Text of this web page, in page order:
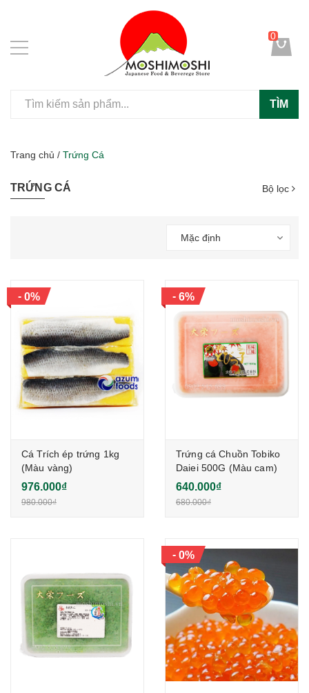
TÌM
0
Trang chủ / Trứng Cá
TRỨNG CÁ Bộ lọc
Mặc định
- 0%
Cá Trích ép trứng 1kg
(Màu vàng)
976.000₫
980.000₫
- 6%
Trứng cá Chuồn Tobiko
Daiei 500G (Màu cam)
640.000₫
680.000₫
- 0%